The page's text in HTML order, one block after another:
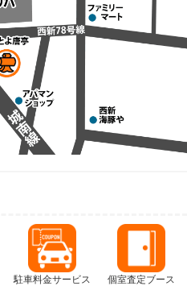
駐車料金サービス 個室査定ブース